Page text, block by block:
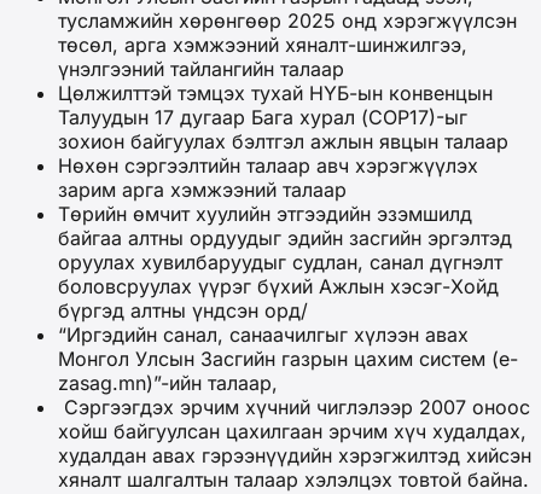
тусламжийн хөрөнгөөр 2025 онд хэрэгжүүлсэн
төсөл, арга хэмжээний хяналт-шинжилгээ,
үнэлгээний тайлангийн талаар
Цөлжилттэй тэмцэх тухай НҮБ-ын конвенцын
Талуудын 17 дугаар Бага хурал (СОР17)-ыг
зохион байгуулах бэлтгэл ажлын явцын талаар
Нөхөн сэргээлтийн талаар авч хэрэгжүүлэх
зарим арга хэмжээний талаар
Төрийн өмчит хуулийн этгээдийн эзэмшилд
байгаа алтны ордуудыг эдийн засгийн эргэлтэд
оруулах хувилбаруудыг судлан, санал дүгнэлт
боловсруулах үүрэг бүхий Ажлын хэсэг-Хойд
бүргэд алтны үндсэн орд/
“Иргэдийн санал, санаачилгыг хүлээн авах
Монгол Улсын Засгийн газрын цахим систем (e-
zasag.mn)”-ийн талаар,
Сэргээгдэх эрчим хүчний чиглэлээр 2007 оноос
хойш байгуулсан цахилгаан эрчим хүч худалдах,
худалдан авах гэрээнүүдийн хэрэгжилтэд хийсэн
хяналт шалгалтын талаар хэлэлцэх товтой байна.